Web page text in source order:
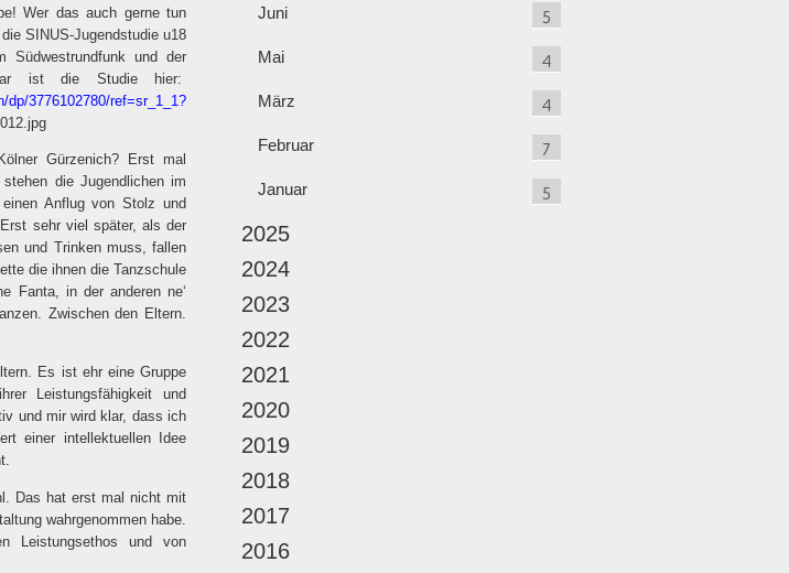
Wer das auch gerne tun
SINUS-Jugendstudie u18
Südwestrundfunk und der
ist die Studie hier:
dp/3776102780/ref=sr_1_1?
Gürzenich? Erst mal
die Jugendlichen im
Anflug von Stolz und
sehr viel später, als der
und Trinken muss, fallen
die ihnen die Tanzschule
Fanta, in der anderen ne‘
Zwischen den Eltern.
Es ist ehr eine Gruppe
Leistungsfähigkeit und
und mir wird klar, dass ich
einer intellektuellen Idee
Das hat erst mal nicht mit
wahrgenommen habe.
Leistungsethos und von
Juni 5
Mai 4
März 4
Februar 7
Januar 5
2025
2024
2023
2022
2021
2020
2019
2018
2017
2016